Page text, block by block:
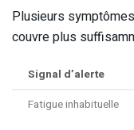
Plusieurs
couvre plus
Signal d’alerte
Fatigue inhabituelle